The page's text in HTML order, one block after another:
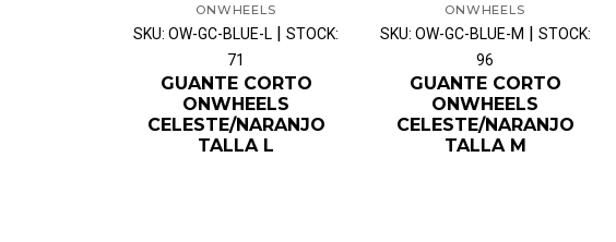
ONWHEELS
SKU: OW-GC-BLUE-L | STOCK:
71
GUANTE CORTO
ONWHEELS
CELESTE/NARANJO
TALLA L
ONWHEELS
SKU: OW-GC-BLUE-M | STOCK:
96
GUANTE CORTO
ONWHEELS
CELESTE/NARANJO
TALLA M